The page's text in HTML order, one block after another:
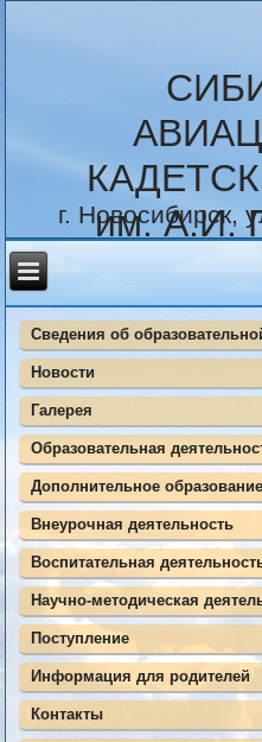
им. А.И.
г. Новосибирск,
Сведения об
Новости
Галерея
Образовательная
Дополнительное образование
Внеурочная деятельность
Воспитательная
Научно-методическая
Поступление
Информация для родителей
Контакты